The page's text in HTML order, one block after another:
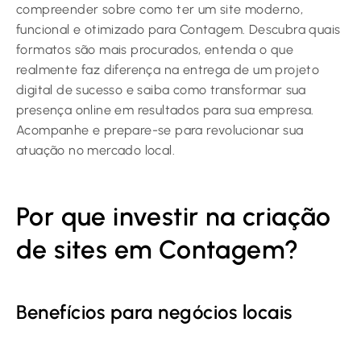
compreender sobre como ter um site moderno,
funcional e otimizado para Contagem. Descubra quais
formatos são mais procurados, entenda o que
realmente faz diferença na entrega de um projeto
digital de sucesso e saiba como transformar sua
presença online em resultados para sua empresa.
Acompanhe e prepare-se para revolucionar sua
atuação no mercado local.
Por que investir na criação
de sites em Contagem?
Benefícios para negócios locais